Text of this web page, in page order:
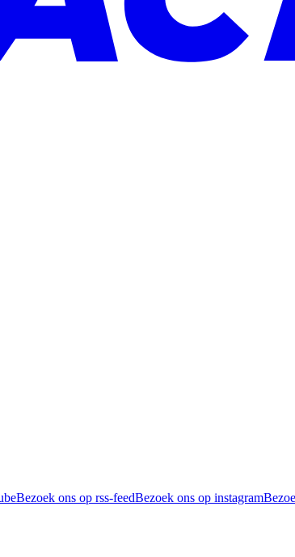
Bezoek ons op rss-feedBezoek ons op instagram